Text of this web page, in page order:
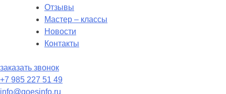
Отзывы
Мастер – классы
Новости
Контакты
заказать звонок
+7 985 227 51 49
info@goesinfo.ru